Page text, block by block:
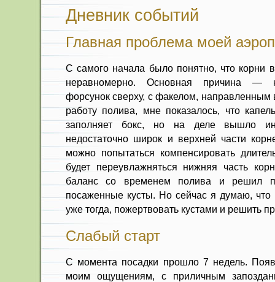
Дневник событий
Главная проблема моей
С самого начала было понятно, что корни
неравномерно. Основная причина —
форсунок сверху, с факелом, направленным
работу полива, мне показалось, что
заполняет бокс, но на деле вышло
недостаточно широк и верхней части
можно попытаться компенсировать
будет переувлажняться нижняя часть
баланс со временем полива и решил
посаженные кусты. Но сейчас я думаю, что
уже тогда, пожертвовать кустами и решить
Слабый старт
С момента посадки прошло 7 недель.
моим ощущениям, с приличным